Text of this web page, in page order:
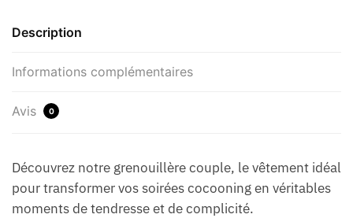
Description
Informations complémentaires
Avis 0
Découvrez notre grenouillère couple, le vêtement idéal
pour transformer vos soirées cocooning en véritables
moments de tendresse et de complicité.